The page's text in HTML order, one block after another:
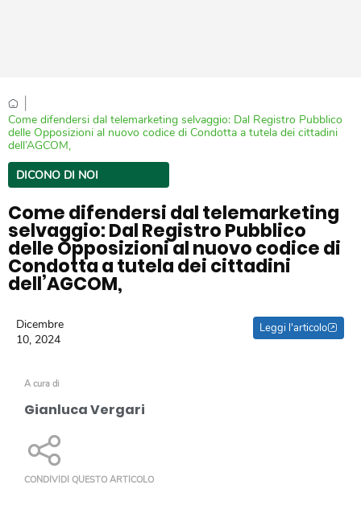
Come difendersi dal telemarketing selvaggio: Dal Registro Pubblico
delle Opposizioni al nuovo codice di Condotta a tutela dei cittadini
dell’AGCOM,
DICONO DI NOI
Come difendersi dal telemarketing
selvaggio: Dal Registro Pubblico
delle Opposizioni al nuovo codice di
Condotta a tutela dei cittadini
dell’AGCOM,
A cura di
Gianluca Vergari
CONDIVIDI QUESTO ARTICOLO
Dicembre
10, 2024
Leggi l'articolo